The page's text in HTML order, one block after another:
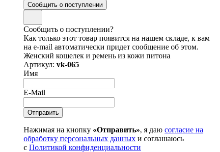
Сообщить о поступлении
Сообщить о поступлении?
Как только этот товар появится на нашем складе, к вам
на e-mail автоматически придет сообщение об этом.
Женский кошелек и ремень из кожи питона
Артикул: vk-065
Имя
E-Mail
Нажимая на кнопку «Отправить», я даю согласие на
обработку персональных данных и соглашаюсь
с Политикой конфиденциальности